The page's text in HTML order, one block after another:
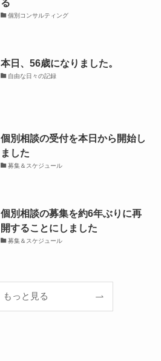
る
個別コンサルティング
本日、56歳になりました。
自由な日々の記録
個別相談の受付を本日から開始し
ました
募集＆スケジュール
個別相談の募集を約6年ぶりに再
開することにしました
募集＆スケジュール
もっと見る